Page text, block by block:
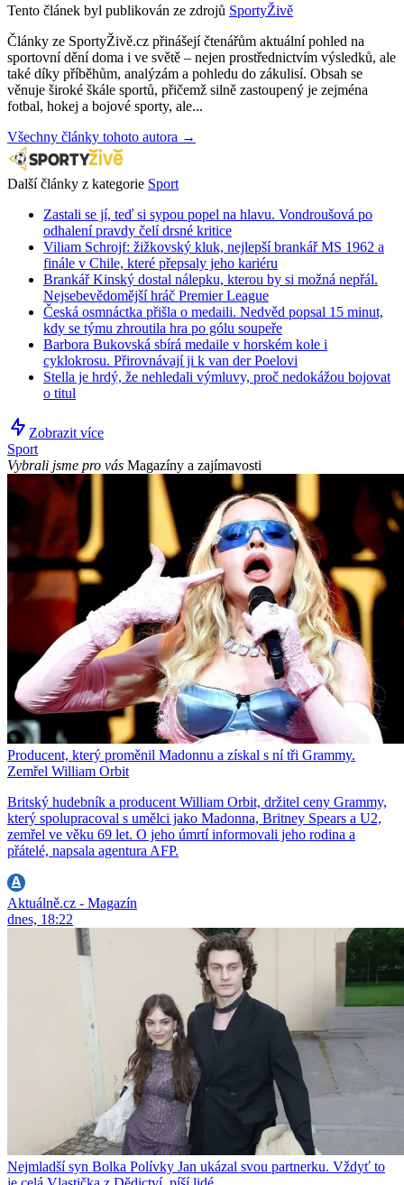
Tento článek byl publikován ze zdrojů SportyŽivě
Články ze SportyŽivě.cz přinášejí čtenářům aktuální pohled na
sportovní dění doma i ve světě – nejen prostřednictvím výsledků, ale
také díky příběhům, analýzám a pohledu do zákulisí. Obsah se
věnuje široké škále sportů, přičemž silně zastoupený je zejména
fotbal, hokej a bojové sporty, ale...
Všechny články tohoto autora →
Další články z kategorie Sport
Zastali se jí, teď si sypou popel na hlavu. Vondroušová po
odhalení pravdy čelí drsné kritice
Viliam Schrojf: žižkovský kluk, nejlepší brankář MS 1962 a
finále v Chile, které přepsaly jeho kariéru
Brankář Kinský dostal nálepku, kterou by si možná nepřál.
Nejsebevědomější hráč Premier League
Česká osmnáctka přišla o medaili. Nedvěd popsal 15 minut,
kdy se týmu zhroutila hra po gólu soupeře
Barbora Bukovská sbírá medaile v horském kole i
cyklokrosu. Přirovnávají ji k van der Poelovi
Stella je hrdý, že nehledali výmluvy, proč nedokážou bojovat
o titul
Zobrazit více
Sport
Vybrali jsme pro vás Magazíny a zajímavosti
Producent, který proměnil Madonnu a získal s ní tři Grammy.
Zemřel William Orbit
Britský hudebník a producent William Orbit, držitel ceny Grammy,
který spolupracoval s umělci jako Madonna, Britney Spears a U2,
zemřel ve věku 69 let. O jeho úmrtí informovali jeho rodina a
přátelé, napsala agentura AFP.
Aktuálně.cz - Magazín
dnes, 18:22
Nejmladší syn Bolka Polívky Jan ukázal svou partnerku. Vždyť to